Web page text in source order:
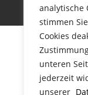
analytische
stimmen
Cookies
unteren
jederzeit
unserer